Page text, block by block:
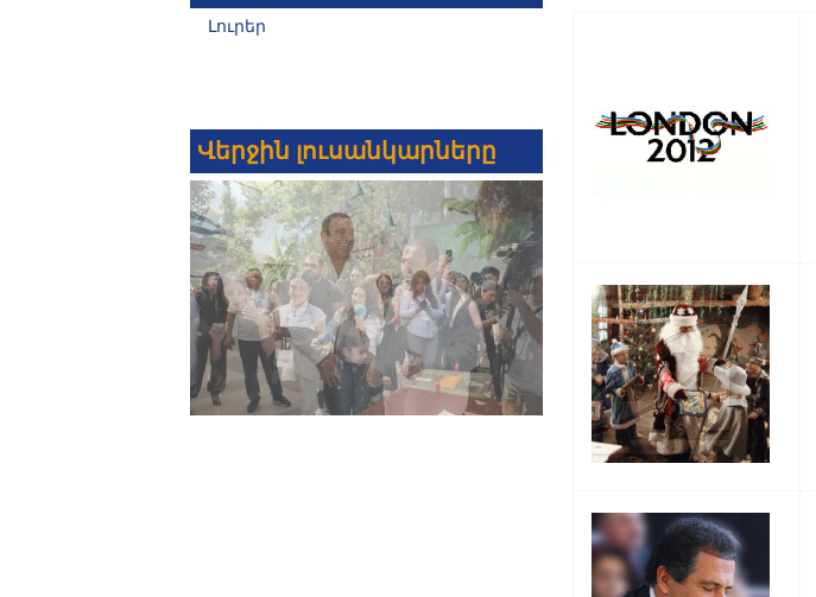
Լուրեր
Վերջին լուսանկարները